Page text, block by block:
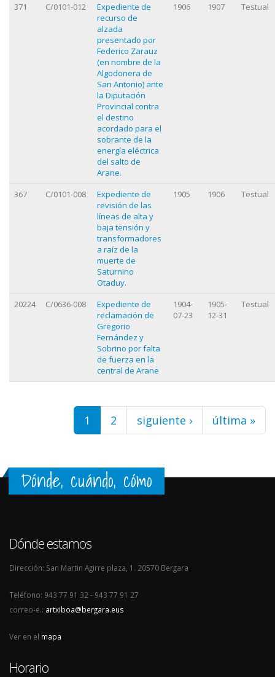
371 C/0101-012
Expediente de
recurso de
alzada
presentado por
Federico Zarauz
(en nombre de la
Algodonera de
San Antonio) ante
la Diputación
Provincial contra
el destino
acordado para el
sobrante de la
energía eléctrica
del salto de
Arane.
1906 1907 Testual
367 C/0101-008
Expediente de
revisión de las
líneas de alta y
baja tensión y
transformadores
a raíz de la
muerte de
Saturnino
Otaduy.
1905 1906 Testual
20224 C/0636-008
Expediente de
reclamación de
Gregorio
Fernández y
Sobrino por falta
de fuerza en la
central de Arane
1904-
07-23
1905-
12-31
Testual
1 2 siguiente › última »
Dónde, cuándo, cómo
Dónde estamos
Dirección: San Martin Agirre plaza, 1. 20570 Bergara
Teléfono: 943 77 91 32 - 943 77 91 27
correo-e.: artxiboa@bergara.eus
Ver en el mapa
Horario